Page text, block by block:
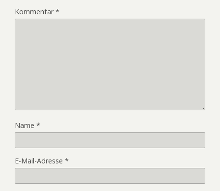
Kommentar*
Name *
E-Mail-Adresse *